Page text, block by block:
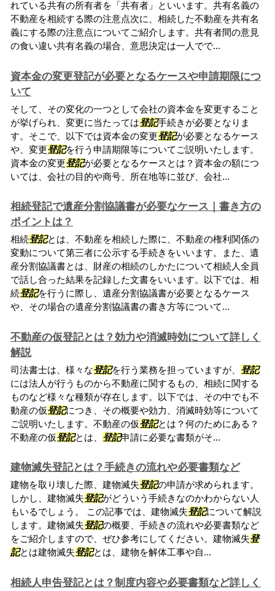
れている共有の所有者を「共有者」といいます。共有名義の
不動産を相続する際の注意点次に、相続した不動産を共有名
義にする際の注意点についてご紹介します。共有者間の意見
の食い違い共有名義の場合、意思決定は一人でで...
資本金の変更登記が必要となるケースや申請期限につ
いて
そして、その変化の一つとして会社の資本金を変更すること
が挙げられ、変更に当たっては登記手続きが必要となりま
す。そこで、以下では資本金の変更登記が必要となるケース
や、変更登記を行う申請期限等についてご説明いたします。
資本金の変更登記が必要となるケースとは？資本金の額につ
いては、会社の目的や商号、所在地等に並び、会社...
相続登記で遺産分割協議書が必要なケース｜書き方の
ポイントは？
相続登記とは、不動産を相続した際に、不動産の権利関係の
変動について第三者に公示する手続きをいいます。また、遺
産分割協議書とは、財産の相続のしかたについて相続人全員
で話し合った結果を記録した文書をいいます。以下では、相
続登記を行うに際し、遺産分割協議書が必要となるケース
や、その場合の遺産分割協議書の書き方等について...
不動産の仮登記とは？効力や消滅時効について詳しく
解説
司法書士は、様々な登記を行う業務を担っていますが、 登記
には法人が行うものから不動産に関するもの、相続に関する
ものなど様々な種類が存在します。以下では、その中でも不
動産の仮登記につき、その概要や効力、消滅時効等について
ご説明いたします。不動産の仮登記とは？何のためにある？
不動産の仮登記とは、 登記申請に必要な書類がそ...
建物滅失登記とは？手続きの流れや必要書類など
建物を取り壊した際、建物滅失登記の申請が求められます。
しかし、建物滅失登記がどういう手続きなのかわからない人
もいるでしょう。 この記事では、建物滅失登記について解説
します。建物滅失登記の概要、手続きの流れや必要書類など
をご紹介しますので、ぜひ参考にしてください。建物滅失登
記とは建物滅失登記とは、建物を解体工事や自...
相続人申告登記とは？制度内容や必要書類など詳しく